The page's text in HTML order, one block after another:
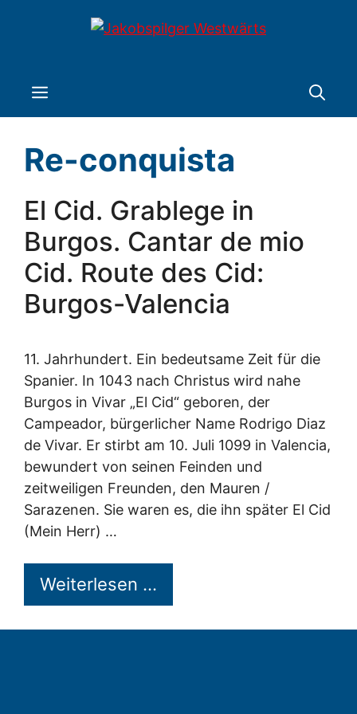
Menü
Re-conquista
El Cid. Grablege in
Burgos. Cantar de mio
Cid. Route des Cid:
Burgos-Valencia
11. Jahrhundert. Ein bedeutsame Zeit für die
Spanier. In 1043 nach Christus wird nahe
Burgos in Vivar „El Cid“ geboren, der
Campeador, bürgerlicher Name Rodrigo Diaz
de Vivar. Er stirbt am 10. Juli 1099 in Valencia,
bewundert von seinen Feinden und
zeitweiligen Freunden, den Mauren /
Sarazenen. Sie waren es, die ihn später El Cid
(Mein Herr) …
Weiterlesen …